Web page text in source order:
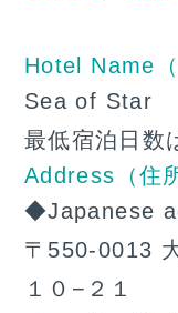
Hotel Name（
Sea of Star
最低宿泊日数
Address（住
◆Japanese
〒550-0013
１０−２１